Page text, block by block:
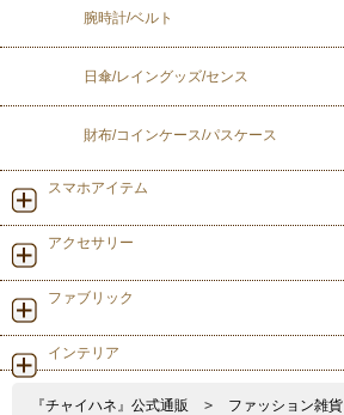
腕時計/ベルト
日傘/レイングッズ/センス
財布/コインケース/パスケース
スマホアイテム
アクセサリー
ファブリック
インテリア
『チャイハネ』公式通販 > ファッション雑貨